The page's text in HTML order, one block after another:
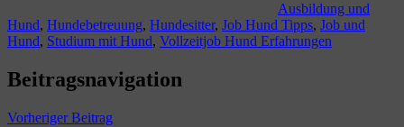
Ausbildung und
Hund, Hundebetreuung, Hundesitter, Job Hund Tipps, Job und
Hund, Studium mit Hund, Vollzeitjob Hund Erfahrungen
Beitragsnavigation
Vorheriger Beitrag